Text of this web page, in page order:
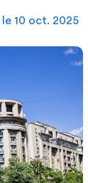
le 10 oct. 2025